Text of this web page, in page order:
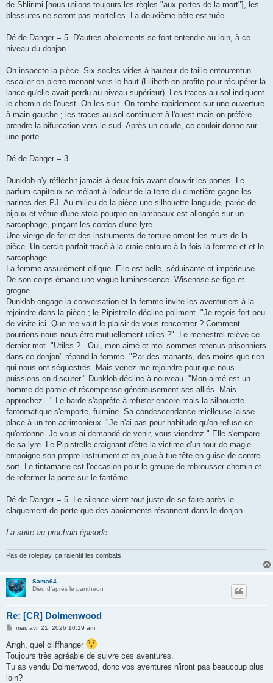
de Shlirimi [nous utilons toujours les règles "aux portes de la mort"], les
blessures ne seront pas mortelles. La deuxième bête est tuée.
Dé de Danger = 5. D'autres aboiements se font entendre au loin, à ce
niveau du donjon.
On inspecte la pièce. Six socles vides à hauteur de taille entourentun
escalier en pierre menant vers le haut (Lilibeth en profite pour récupérer la
lance qu'elle avait perdu au niveau supérieur). Les traces au sol indiquent
le chemin de l'ouest. On les suit. On tombe rapidement sur une ouverture
à main gauche ; les traces au sol continuent à l'ouest mais on préfère
prendre la bifurcation vers le sud. Après un coude, ce couloir donne sur
une porte.
Dé de Danger = 3.
Dunklob n'y réfléchit jamais à deux fois avant d'ouvrir les portes. Le
parfum capiteux se mêlant à l'odeur de la terre du cimetière gagne les
narines des PJ. Au milieu de la pièce une silhouette languide, parée de
bijoux et vêtue d'une stola pourpre en lambeaux est allongée sur un
sarcophage, pinçant les cordes d'une lyre.
Une vierge de fer et des instruments de torture ornent les murs de la
pièce. Un cercle parfait tracé à la craie entoure à la fois la femme et et le
sarcophage.
La femme assurément elfique. Elle est belle, séduisante et impérieuse.
De son corps émane une vague luminescence. Wisenose se fige et
grogne.
Dunklob engage la conversation et la femme invite les aventuriers à la
rejoindre dans la pièce ; le Pipistrelle décline poliment. "Je reçois fort peu
de visite ici. Que me vaut le plaisir de vous rencontrer ? Comment
pourrions-nous nous être mutuellement utiles ?". Le menestrel relève ce
dernier mot. "Utiles ? - Oui, mon aimé et moi sommes retenus prisonniers
dans ce donjon" répond la femme. "Par des manants, des moins que rien
qui nous ont séquestrés. Mais venez me rejoindre pour que nous
puissions en discuter." Dunklob décline à nouveau. "Mon aimé est un
homme de parole et récompense généreusement ses alliés. Mais
approchez..." Le barde s'apprête à refuser encore mais la silhouette
fantomatique s'emporte, fulmine. Sa condescendance mielleuse laisse
place à un ton acrimonieux. "Je n'ai pas pour habitude qu'on refuse ce
qu'ordonne. Je vous ai demandé de venir, vous viendrez." Elle s'empare
de sa lyre. Le Pipistrelle craignant d'être la victime d'un tour de magie
empoigne son propre instrument et en joue à tue-tête en guise de contre-
sort. Le tintamarre est l'occasion pour le groupe de rebrousser chemin et
de refermer la porte sur le fantôme.
Dé de Danger = 5. Le silence vient tout juste de se faire après le
claquement de porte que des aboiements résonnent dans le donjon.
La suite au prochain épisode...
Pas de roleplay, ça ralentit les combats.
Sama64
Dieu d'après le panthéon
Re: [CR] Dolmenwood
M
s
a
e
mar. avr. 21, 2026 10:19 am
Arrgh, quel cliffhanger
Toujours très agréable de suivre ces aventures.
Tu as vendu Dolmenwood, donc vos aventures n'iront pas beaucoup plus
loin?